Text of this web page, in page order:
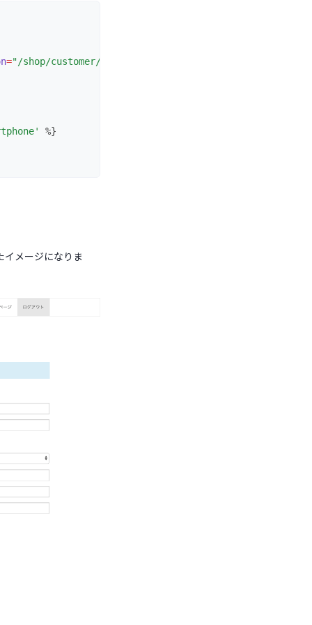
="/shop/customer/shipping_addresses"
%}
メージになりま